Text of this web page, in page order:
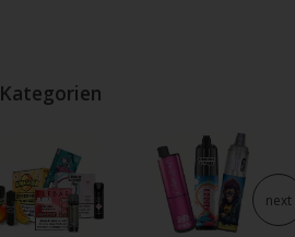
Kategorien
next